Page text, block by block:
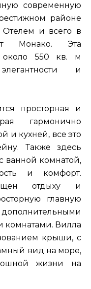
современную
районе
и всего в
Монако. Эта
около 550 кв. м
и
просторная и
гармонично
и кухней, все это
Также здесь
ванной комнатой,
и комфорт.
отдыху и
главную
комнатами. Вилла
крыши, с
вид на море,
жизни на